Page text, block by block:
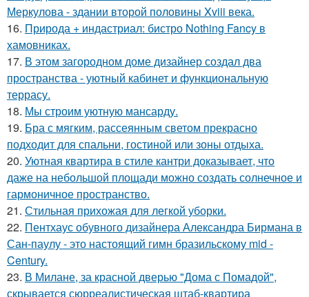
Меркулова - здании второй половины Xviii века.
16. Природа + индастриал: бистро Nothing Fancy в
хамовниках.
17. В этом загородном доме дизайнер создал два
пространства - уютный кабинет и функциональную
террасу.
18. Мы строим уютную мансарду.
19. Бра с мягким, рассеянным светом прекрасно
подходит для спальни, гостиной или зоны отдыха.
20. Уютная квартира в стиле кантри доказывает, что
даже на небольшой площади можно создать солнечное и
гармоничное пространство.
21. Стильная прихожая для легкой уборки.
22. Пентхаус обувного дизайнера Александра Бирмана в
Сан-паулу - это настоящий гимн бразильскому mid -
Century.
23. В Милане, за красной дверью "Дома с Помадой",
скрывается сюрреалистическая штаб-квартира